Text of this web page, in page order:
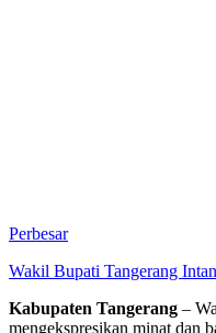
Perbesar
Wakil Bupati Tangerang
Kabupaten Tangerang –
mengekspresikan minat dan